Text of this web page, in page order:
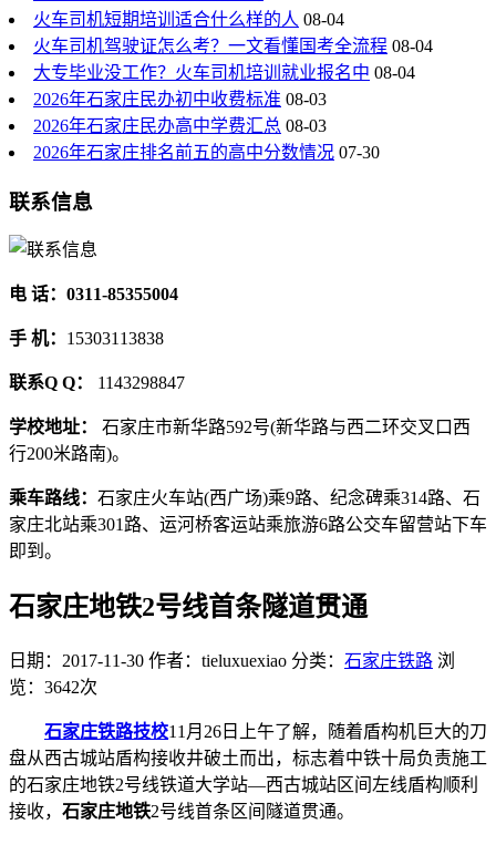
火车司机短期培训适合什么样的人 08-04
火车司机驾驶证怎么考？一文看懂国考全流程 08-04
大专毕业没工作？火车司机培训就业报名中 08-04
2026年石家庄民办初中收费标准 08-03
2026年石家庄民办高中学费汇总 08-03
2026年石家庄排名前五的高中分数情况 07-30
联系信息
电 话：0311-85355004
手 机： 15303113838
联系Q Q： 1143298847
学校地址： 石家庄市新华路592号(新华路与西二环交叉口西
行200米路南)。
乘车路线： 石家庄火车站(西广场)乘9路、纪念碑乘314路、石
家庄北站乘301路、运河桥客运站乘旅游6路公交车留营站下车
即到。
石家庄地铁2号线首条隧道贯通
日期：2017-11-30 作者：tieluxuexiao 分类： 石家庄铁路 浏
览：3642次
石家庄铁路技校11月26日上午了解，随着盾构机巨大的刀
盘从西古城站盾构接收井破土而出，标志着中铁十局负责施工
的石家庄地铁2号线铁道大学站—西古城站区间左线盾构顺利
接收， 石家庄地铁2号线首条区间隧道贯通。